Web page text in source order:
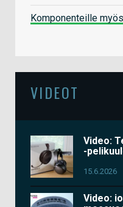
Komponenteille
VIDEOT
Video:
-
15.6.2026
Video: